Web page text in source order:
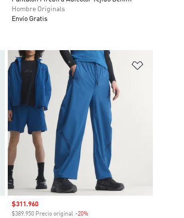
Hombre Originals
Envío Gratis
Añadir a la lista de deseos
Precio de venta
$311.960
$389.950 Precio original -20%Descuento